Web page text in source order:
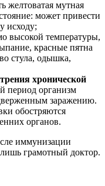
желтоватая мутная
может привести
исходу;
высокой температуры,
красные пятна
стула, одышка,
хронической
период организм
заражению.
обостряются
органов.
иммунизации
грамотный доктор.